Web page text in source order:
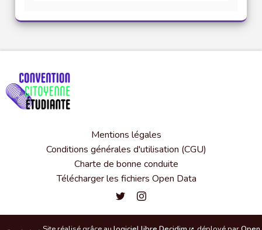
Mentions légales
Conditions générales d'utilisation (CGU)
Charte de bonne conduite
Télécharger les fichiers Open Data
Convention citoyenne étudiante
Convention citoyenne